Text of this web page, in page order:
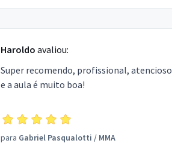
Haroldo avaliou:
Super recomendo, profissional, atencioso
e a aula é muito boa!
para Gabriel Pasqualotti / MMA